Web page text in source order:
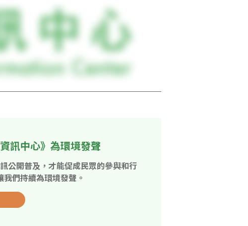
訊中心》為環境發聲
公開普及，才能促成民眾的參與和行
們持續為環境發聲。